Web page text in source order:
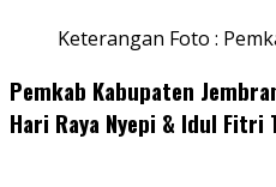
Keterangan Foto :
Pemkab Kabupaten
Hari Raya Nyepi & Idul Fitri